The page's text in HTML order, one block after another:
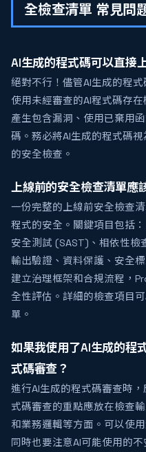
全檢查清單 常見問
AI生成的程式碼可以直接
絕對不行！儘管AI生成的程
使用未經審查的AI程式碼存
產生包含漏洞、使用已棄用
碼。務必將AI生成的程式碼
的安全檢查。
上線前的安全檢查清單應
一份完整的上線前安全檢查
程式的安全。關鍵項目包括
安全測試 (SAST)、相依性檢
輸出驗證、資料保護、安全
建立治理框架和合規流程，
全性評估。詳細的檢查項目
單。
如果我使用了AI生成的程
式碼審查？
進行AI生成的程式碼審查時
式碼審查的重點應放在檢查
和業務邏輯等方面。可以使
同時也要注意AI可能使用的